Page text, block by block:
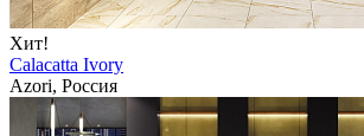
Хит!
Calacatta Ivory
Azori, Россия